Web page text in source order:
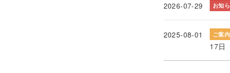
2026-07-29 お知
2025-08-01 ご案内
17日